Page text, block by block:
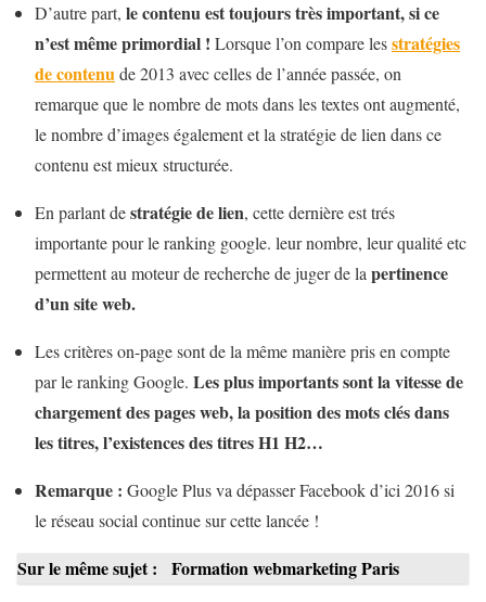
D’autre part, le contenu est toujours très important, si ce
n’est même primordial ! Lorsque l’on compare lesstratégies
de contenu de 2013 avec celles de l’année passée, on
remarque que le nombre de mots dans les textes ont augmenté,
le nombre d’images également et la stratégie de lien dans ce
contenu est mieux structurée.
En parlant destratégie de lien, cette dernière est trés
importante pour le ranking google. leur nombre, leur qualité etc
permettent au moteur de recherche de juger de la pertinence
d’un site web.
Les critères on-page sont de la même manière pris en compte
par le ranking Google. Les plus importants sont la vitesse de
chargement des pages web, la position des mots clés dans
les titres, l’existences des titres H1 H2…
Remarque : Google Plus va dépasser Facebook d’ici 2016 si
le réseau social continue sur cette lancée !
Sur le même sujet : Formation webmarketing Paris